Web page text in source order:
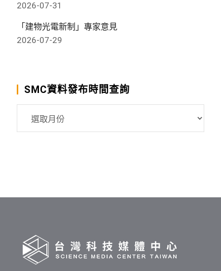
2026-07-31
「建物光電新制」專家意見
2026-07-29
SMC資料發布時間查詢